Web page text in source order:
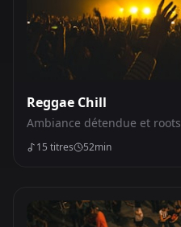
Reggae Chill
Ambiance détendue et roots
15 titres 52min